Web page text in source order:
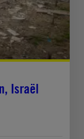
Israël